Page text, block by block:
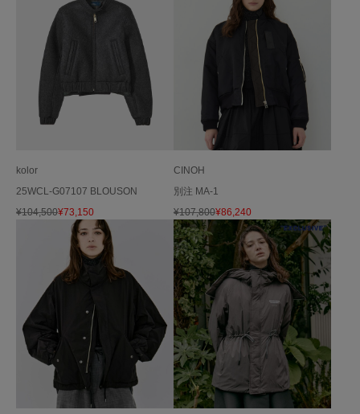
kolor
25WCL-G07107 BLOUSON
¥104,500¥73,150
CINOH
別注 MA-1
¥107,800¥86,240